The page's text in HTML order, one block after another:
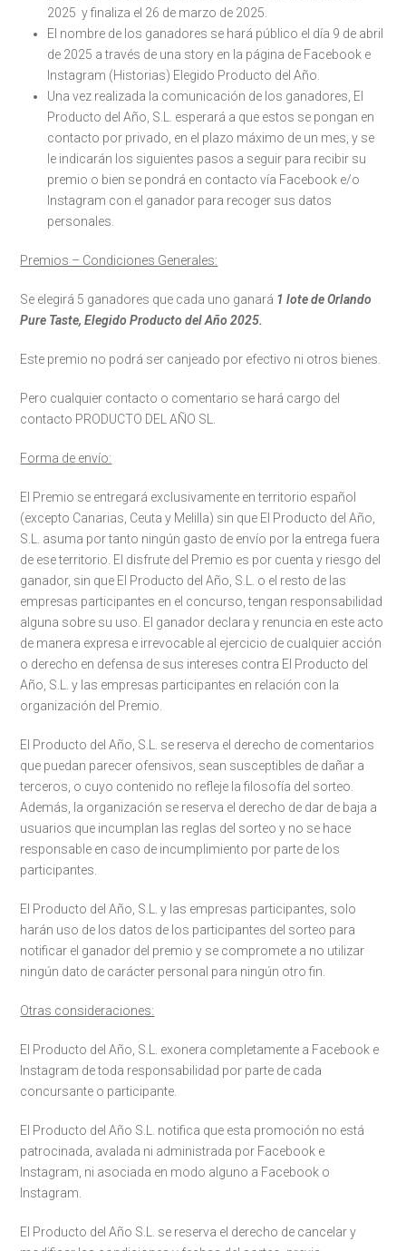
2025 y finaliza el 26 de marzo de 2025.
El nombre de los ganadores se hará público el día 9 de abril
de 2025 a través de una story en la página de Facebook e
Instagram (Historias) Elegido Producto del Año.
Una vez realizada la comunicación de los ganadores, El
Producto del Año, S.L. esperará a que estos se pongan en
contacto por privado, en el plazo máximo de un mes, y se
le indicarán los siguientes pasos a seguir para recibir su
premio o bien se pondrá en contacto vía Facebook e/o
Instagram con el ganador para recoger sus datos
personales.
Premios – Condiciones Generales:
Se elegirá 5 ganadores que cada uno ganará 1 lote de Orlando
Pure Taste, Elegido Producto del Año 2025.
Este premio no podrá ser canjeado por efectivo ni otros bienes.
Pero cualquier contacto o comentario se hará cargo del
contacto PRODUCTO DEL AÑO SL.
Forma de envío:
El Premio se entregará exclusivamente en territorio español
(excepto Canarias, Ceuta y Melilla) sin que El Producto del Año,
S.L. asuma por tanto ningún gasto de envío por la entrega fuera
de ese territorio. El disfrute del Premio es por cuenta y riesgo del
ganador, sin que El Producto del Año, S.L. o el resto de las
empresas participantes en el concurso, tengan responsabilidad
alguna sobre su uso. El ganador declara y renuncia en este acto
de manera expresa e irrevocable al ejercicio de cualquier acción
o derecho en defensa de sus intereses contra El Producto del
Año, S.L. y las empresas participantes en relación con la
organización del Premio.
El Producto del Año, S.L. se reserva el derecho de comentarios
que puedan parecer ofensivos, sean susceptibles de dañar a
terceros, o cuyo contenido no refleje la filosofía del sorteo.
Además, la organización se reserva el derecho de dar de baja a
usuarios que incumplan las reglas del sorteo y no se hace
responsable en caso de incumplimiento por parte de los
participantes.
El Producto del Año, S.L. y las empresas participantes, solo
harán uso de los datos de los participantes del sorteo para
notificar el ganador del premio y se compromete a no utilizar
ningún dato de carácter personal para ningún otro fin.
Otras consideraciones:
El Producto del Año, S.L. exonera completamente a Facebook e
Instagram de toda responsabilidad por parte de cada
concursante o participante.
El Producto del Año S.L. notifica que esta promoción no está
patrocinada, avalada ni administrada por Facebook e
Instagram, ni asociada en modo alguno a Facebook o
Instagram.
El Producto del Año S.L. se reserva el derecho de cancelar y